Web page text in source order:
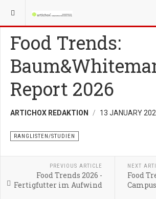
YOU ARE HERE:
Food Trends:
Report 2026
ARTICHOX REDAKTION 13 JANUARY
RANGLISTEN/STUDIEN
PREVIOUS ARTICLE
Food Trends 2026 -
Fertigfutter im Aufwind
NEXT
Food